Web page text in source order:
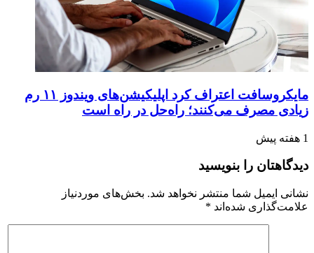
مایکروسافت اعتراف کرد اپلیکیشن‌های ویندوز ۱۱ رم
زیادی مصرف می‌کنند؛ راه‌حل در راه است
1 هفته پیش
دیدگاهتان را بنویسید
نشانی ایمیل شما منتشر نخواهد شد. بخش‌های موردنیاز
علامت‌گذاری شده‌اند *